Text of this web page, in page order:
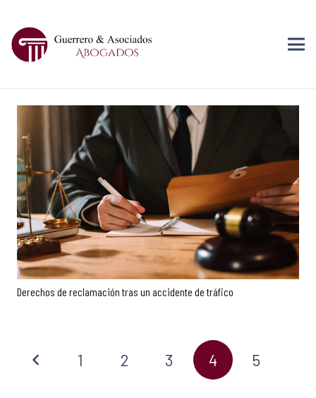
Derechos de reclamación tras un accidente de tráfico
1 2 3 4 5